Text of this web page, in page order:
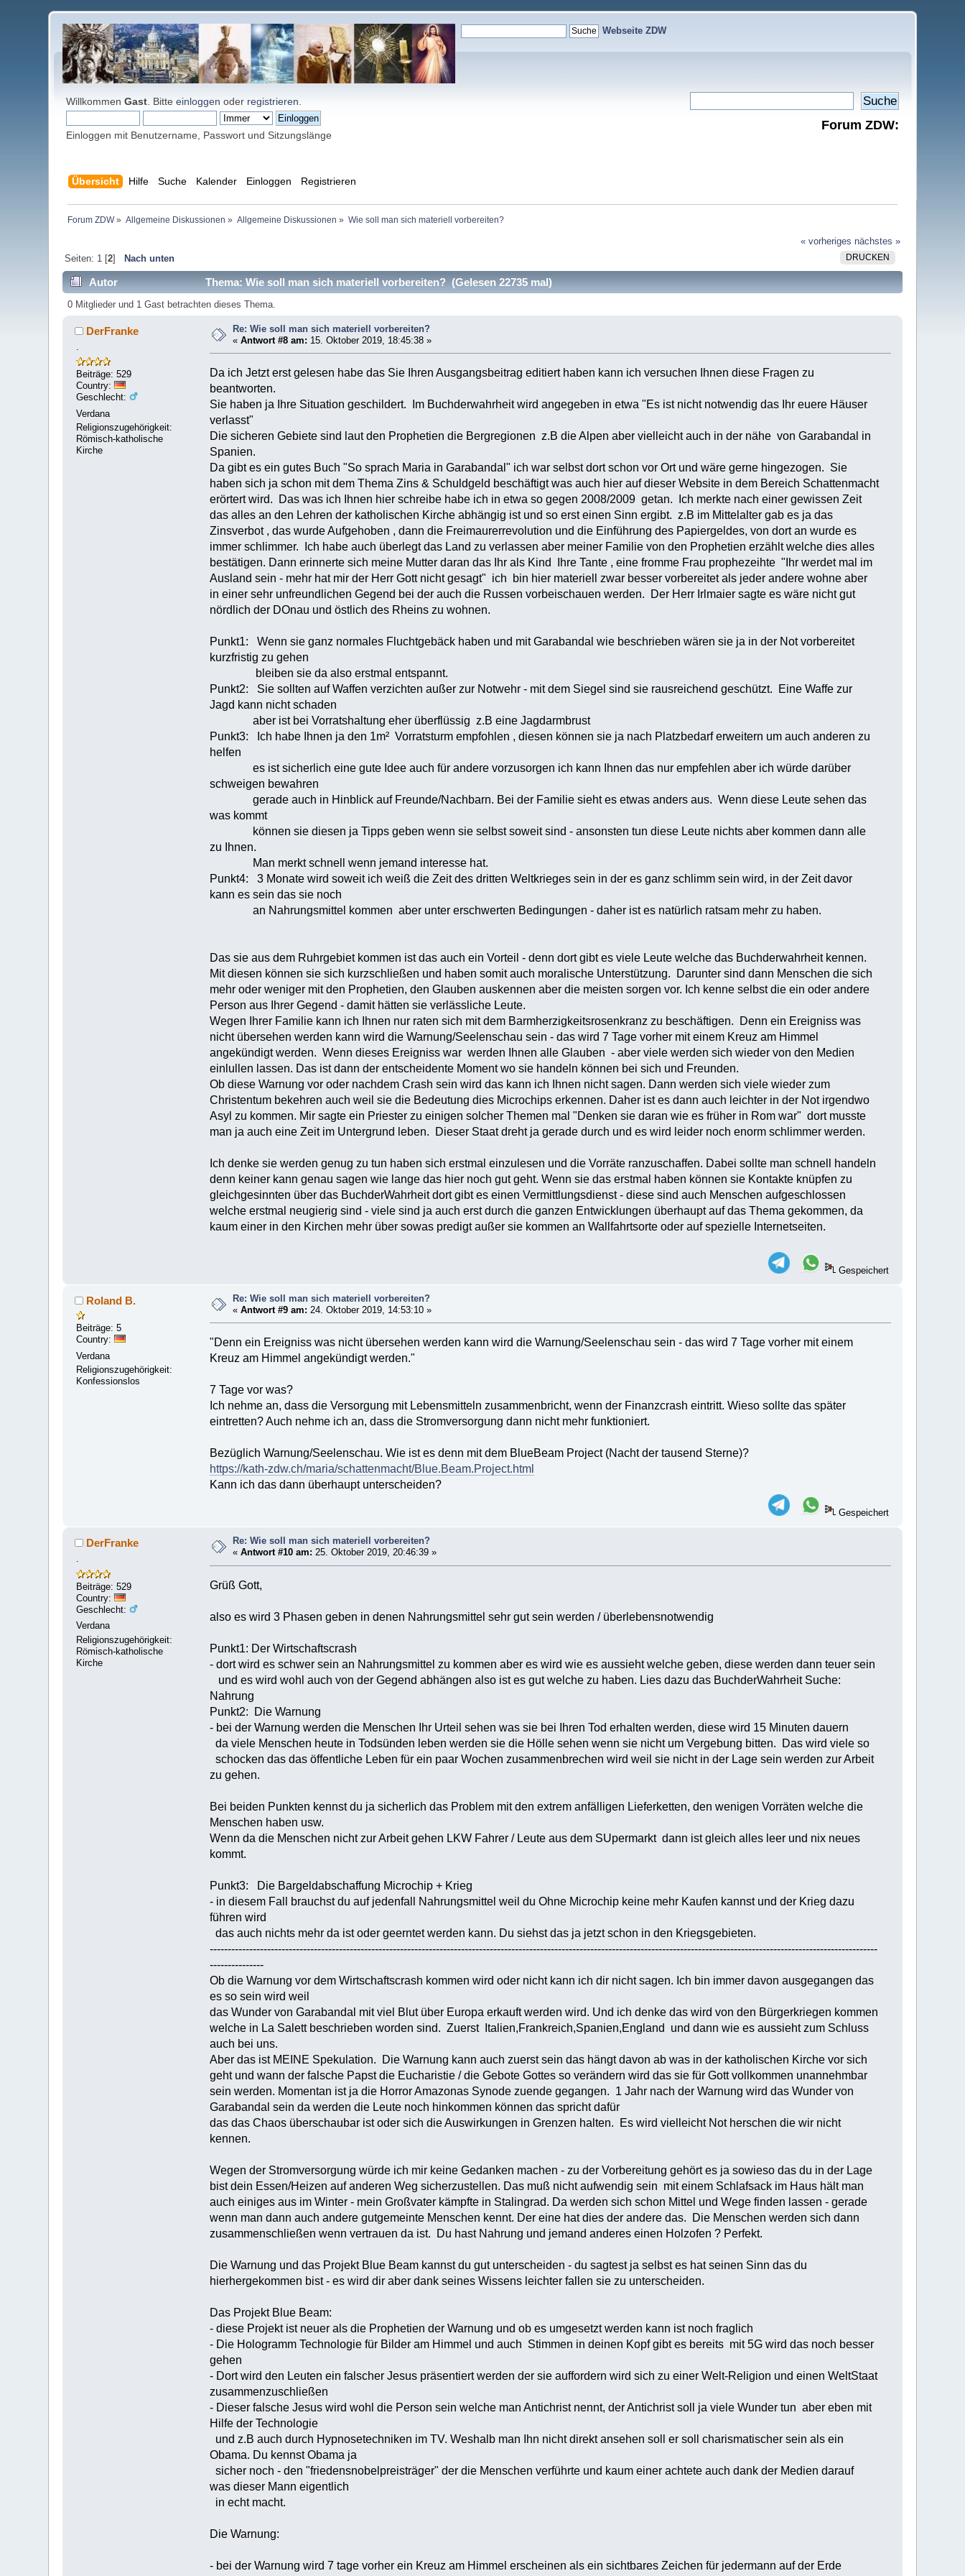
Webseite ZDW
WillkommenGast . Bitteeinloggen oder registrieren
Einloggen mit Benutzername, Passwort und Sitzungslänge
Forum ZDW:
Übersicht Hilfe Suche Kalender Einloggen Registrieren
Forum ZDW» Allgemeine Diskussionen » Allgemeine Diskussionen » Wie soll man sich materiell vorbereiten?
« vorheriges nächstes »
DRUCKEN
Seiten: 1[2] Nach unten
Autor Thema: Wie soll man sich materiell vorbereiten? (Gelesen 22735 mal)
0 Mitglieder und 1 Gast betrachten dieses Thema.
DerFranke
Beiträge: 529
Country:
Geschlecht:
Verdana
Religionszugehörigkeit:
Römisch-katholische
Kirche
Re: Wie soll man sich materiell vorbereiten?
«Antwort #8 am: 15. Oktober 2019, 18:45:38 »
Da ich Jetzt erst gelesen habe das Sie Ihren Ausgangsbeitrag editiert haben kann ich versuchen Ihnen diese Fragen zu
beantworten.
Sie haben ja Ihre Situation geschildert. Im Buchderwahrheit wird angegeben in etwa "Es ist nicht notwendig das Ihr euere Häuser
verlasst"
Die sicheren Gebiete sind laut den Prophetien die Bergregionen z.B die Alpen aber vielleicht auch in der nähe von Garabandal in
Spanien.
Da gibt es ein gutes Buch "So sprach Maria in Garabandal" ich war selbst dort schon vor Ort und wäre gerne hingezogen. Sie
haben sich ja schon mit dem Thema Zins & Schuldgeld beschäftigt was auch hier auf dieser Website in dem Bereich Schattenmacht
erörtert wird. Das was ich Ihnen hier schreibe habe ich in etwa so gegen 2008/2009 getan. Ich merkte nach einer gewissen Zeit
das alles an den Lehren der katholischen Kirche abhängig ist und so erst einen Sinn ergibt. z.B im Mittelalter gab es ja das
Zinsverbot , das wurde Aufgehoben , dann die Freimaurerrevolution und die Einführung des Papiergeldes, von dort an wurde es
immer schlimmer. Ich habe auch überlegt das Land zu verlassen aber meiner Familie von den Prophetien erzählt welche dies alles
bestätigen. Dann erinnerte sich meine Mutter daran das Ihr als Kind Ihre Tante , eine fromme Frau prophezeihte "Ihr werdet mal im
Ausland sein - mehr hat mir der Herr Gott nicht gesagt" ich bin hier materiell zwar besser vorbereitet als jeder andere wohne aber
in einer sehr unfreundlichen Gegend bei der auch die Russen vorbeischauen werden. Der Herr Irlmaier sagte es wäre nicht gut
nördlich der DOnau und östlich des Rheins zu wohnen.
Punkt1: Wenn sie ganz normales Fluchtgebäck haben und mit Garabandal wie beschrieben wären sie ja in der Not vorbereitet
kurzfristig zu gehen
bleiben sie da also erstmal entspannt.
Punkt2: Sie sollten auf Waffen verzichten außer zur Notwehr - mit dem Siegel sind sie rausreichend geschützt. Eine Waffe zur
Jagd kann nicht schaden
aber ist bei Vorratshaltung eher überflüssig z.B eine Jagdarmbrust
Punkt3: Ich habe Ihnen ja den 1m² Vorratsturm empfohlen , diesen können sie ja nach Platzbedarf erweitern um auch anderen zu
helfen
es ist sicherlich eine gute Idee auch für andere vorzusorgen ich kann Ihnen das nur empfehlen aber ich würde darüber
schweigen bewahren
gerade auch in Hinblick auf Freunde/Nachbarn. Bei der Familie sieht es etwas anders aus. Wenn diese Leute sehen das
was kommt
können sie diesen ja Tipps geben wenn sie selbst soweit sind - ansonsten tun diese Leute nichts aber kommen dann alle
zu Ihnen.
Man merkt schnell wenn jemand interesse hat.
Punkt4: 3 Monate wird soweit ich weiß die Zeit des dritten Weltkrieges sein in der es ganz schlimm sein wird, in der Zeit davor
kann es sein das sie noch
an Nahrungsmittel kommen aber unter erschwerten Bedingungen - daher ist es natürlich ratsam mehr zu haben.
Das sie aus dem Ruhrgebiet kommen ist das auch ein Vorteil - denn dort gibt es viele Leute welche das Buchderwahrheit kennen.
Mit diesen können sie sich kurzschließen und haben somit auch moralische Unterstützung. Darunter sind dann Menschen die sich
mehr oder weniger mit den Prophetien, den Glauben auskennen aber die meisten sorgen vor. Ich kenne selbst die ein oder andere
Person aus Ihrer Gegend - damit hätten sie verlässliche Leute.
Wegen Ihrer Familie kann ich Ihnen nur raten sich mit dem Barmherzigkeitsrosenkranz zu beschäftigen. Denn ein Ereigniss was
nicht übersehen werden kann wird die Warnung/Seelenschau sein - das wird 7 Tage vorher mit einem Kreuz am Himmel
angekündigt werden. Wenn dieses Ereigniss war werden Ihnen alle Glauben - aber viele werden sich wieder von den Medien
einlullen lassen. Das ist dann der entscheidente Moment wo sie handeln können bei sich und Freunden.
Ob diese Warnung vor oder nachdem Crash sein wird das kann ich Ihnen nicht sagen. Dann werden sich viele wieder zum
Christentum bekehren auch weil sie die Bedeutung dies Microchips erkennen. Daher ist es dann auch leichter in der Not irgendwo
Asyl zu kommen. Mir sagte ein Priester zu einigen solcher Themen mal "Denken sie daran wie es früher in Rom war" dort musste
man ja auch eine Zeit im Untergrund leben. Dieser Staat dreht ja gerade durch und es wird leider noch enorm schlimmer werden.
Ich denke sie werden genug zu tun haben sich erstmal einzulesen und die Vorräte ranzuschaffen. Dabei sollte man schnell handeln
denn keiner kann genau sagen wie lange das hier noch gut geht. Wenn sie das erstmal haben können sie Kontakte knüpfen zu
gleichgesinnten über das BuchderWahrheit dort gibt es einen Vermittlungsdienst - diese sind auch Menschen aufgeschlossen
welche erstmal neugierig sind - viele sind ja auch erst durch die ganzen Entwicklungen überhaupt auf das Thema gekommen, da
kaum einer in den Kirchen mehr über sowas predigt außer sie kommen an Wallfahrtsorte oder auf spezielle Internetseiten.
Gespeichert
Roland B.
Beiträge: 5
Country:
Verdana
Religionszugehörigkeit:
Konfessionslos
Re: Wie soll man sich materiell vorbereiten?
«Antwort #9 am: 24. Oktober 2019, 14:53:10 »
"Denn ein Ereigniss was nicht übersehen werden kann wird die Warnung/Seelenschau sein - das wird 7 Tage vorher mit einem
Kreuz am Himmel angekündigt werden."
7 Tage vor was?
Ich nehme an, dass die Versorgung mit Lebensmitteln zusammenbricht, wenn der Finanzcrash eintritt. Wieso sollte das später
eintretten? Auch nehme ich an, dass die Stromversorgung dann nicht mehr funktioniert.
Bezüglich Warnung/Seelenschau. Wie ist es denn mit dem BlueBeam Project (Nacht der tausend Sterne)?
https://kath-zdw.ch/maria/schattenmacht/Blue.Beam.Project.html
Kann ich das dann überhaupt unterscheiden?
Gespeichert
DerFranke
.
Beiträge: 529
Country:
Geschlecht:
Verdana
Religionszugehörigkeit:
Römisch-katholische
Kirche
Re: Wie soll man sich materiell vorbereiten?
«Antwort #10 am: 25. Oktober 2019, 20:46:39 »
Grüß Gott,
also es wird 3 Phasen geben in denen Nahrungsmittel sehr gut sein werden / überlebensnotwendig
Punkt1: Der Wirtschaftscrash
- dort wird es schwer sein an Nahrungsmittel zu kommen aber es wird wie es aussieht welche geben, diese werden dann teuer sein
und es wird wohl auch von der Gegend abhängen also ist es gut welche zu haben. Lies dazu das BuchderWahrheit Suche:
Nahrung
Punkt2: Die Warnung
- bei der Warnung werden die Menschen Ihr Urteil sehen was sie bei Ihren Tod erhalten werden, diese wird 15 Minuten dauern
da viele Menschen heute in Todsünden leben werden sie die Hölle sehen wenn sie nicht um Vergebung bitten. Das wird viele so
schocken das das öffentliche Leben für ein paar Wochen zusammenbrechen wird weil sie nicht in der Lage sein werden zur Arbeit
zu gehen.
Bei beiden Punkten kennst du ja sicherlich das Problem mit den extrem anfälligen Lieferketten, den wenigen Vorräten welche die
Menschen haben usw.
Wenn da die Menschen nicht zur Arbeit gehen LKW Fahrer / Leute aus dem SUpermarkt dann ist gleich alles leer und nix neues
kommt.
Punkt3: Die Bargeldabschaffung Microchip + Krieg
- in diesem Fall brauchst du auf jedenfall Nahrungsmittel weil du Ohne Microchip keine mehr Kaufen kannst und der Krieg dazu
führen wird
das auch nichts mehr da ist oder geerntet werden kann. Du siehst das ja jetzt schon in den Kriegsgebieten.
------------------------------------------------------------------------------------------------------------------------------------------------------------------------------------------
---------------
Ob die Warnung vor dem Wirtschaftscrash kommen wird oder nicht kann ich dir nicht sagen. Ich bin immer davon ausgegangen das
es so sein wird weil
das Wunder von Garabandal mit viel Blut über Europa erkauft werden wird. Und ich denke das wird von den Bürgerkriegen kommen
welche in La Salett beschrieben worden sind. Zuerst Italien,Frankreich,Spanien,England und dann wie es aussieht zum Schluss
auch bei uns.
Aber das ist MEINE Spekulation. Die Warnung kann auch zuerst sein das hängt davon ab was in der katholischen Kirche vor sich
geht und wann der falsche Papst die Eucharistie / die Gebote Gottes so verändern wird das sie für Gott vollkommen unannehmbar
sein werden. Momentan ist ja die Horror Amazonas Synode zuende gegangen. 1 Jahr nach der Warnung wird das Wunder von
Garabandal sein da werden die Leute noch hinkommen können das spricht dafür
das das Chaos überschaubar ist oder sich die Auswirkungen in Grenzen halten. Es wird vielleicht Not herschen die wir nicht
kennen.
Wegen der Stromversorgung würde ich mir keine Gedanken machen - zu der Vorbereitung gehört es ja sowieso das du in der Lage
bist dein Essen/Heizen auf anderen Weg sicherzustellen. Das muß nicht aufwendig sein mit einem Schlafsack im Haus hält man
auch einiges aus im Winter - mein Großvater kämpfte in Stalingrad. Da werden sich schon Mittel und Wege finden lassen - gerade
wenn man dann auch andere gutgemeinte Menschen kennt. Der eine hat dies der andere das. Die Menschen werden sich dann
zusammenschließen wenn vertrauen da ist. Du hast Nahrung und jemand anderes einen Holzofen ? Perfekt.
Die Warnung und das Projekt Blue Beam kannst du gut unterscheiden - du sagtest ja selbst es hat seinen Sinn das du
hierhergekommen bist - es wird dir aber dank seines Wissens leichter fallen sie zu unterscheiden.
Das Projekt Blue Beam:
- diese Projekt ist neuer als die Prophetien der Warnung und ob es umgesetzt werden kann ist noch fraglich
- Die Hologramm Technologie für Bilder am Himmel und auch Stimmen in deinen Kopf gibt es bereits mit 5G wird das noch besser
gehen
- Dort wird den Leuten ein falscher Jesus präsentiert werden der sie auffordern wird sich zu einer Welt-Religion und einen WeltStaat
zusammenzuschließen
- Dieser falsche Jesus wird wohl die Person sein welche man Antichrist nennt, der Antichrist soll ja viele Wunder tun aber eben mit
Hilfe der Technologie
und z.B auch durch Hypnosetechniken im TV. Weshalb man Ihn nicht direkt ansehen soll er soll charismatischer sein als ein
Obama. Du kennst Obama ja
sicher noch - den "friedensnobelpreisträger" der die Menschen verführte und kaum einer achtete auch dank der Medien darauf
was dieser Mann eigentlich
in echt macht.
Die Warnung:
- bei der Warnung wird 7 tage vorher ein Kreuz am Himmel erscheinen als ein sichtbares Zeichen für jedermann auf der Erde